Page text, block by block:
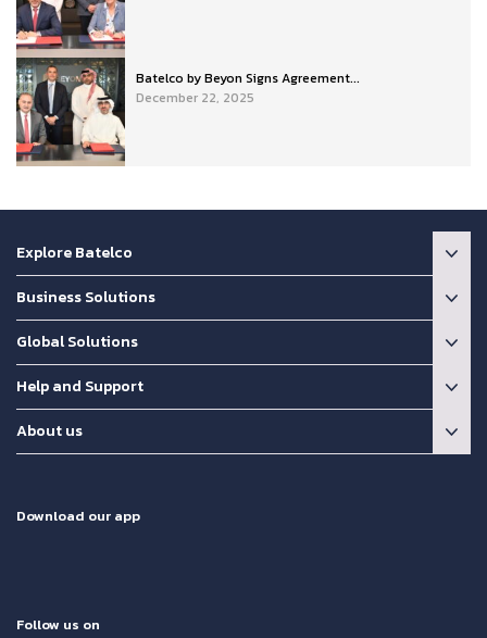
Batelco by Beyon Signs Agreement...
December 22, 2025
Explore Batelco
Business Solutions
Global Solutions
Help and Support
About us
Download our app
Follow us on